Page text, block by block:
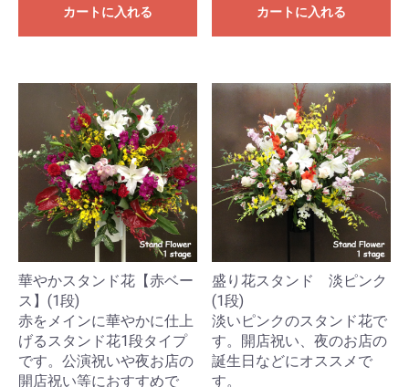
カートに入れる カートに入れる
華やかスタンド花【赤ベー
ス】(1段)
赤をメインに華やかに仕上
げるスタンド花1段タイプ
です。公演祝いや夜お店の
開店祝い等におすすめで
盛り花スタンド 淡ピンク
(1段)
淡いピンクのスタンド花で
す。開店祝い、夜のお店の
誕生日などにオススメで
す。